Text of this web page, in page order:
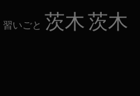
習いごと 茨木茨木